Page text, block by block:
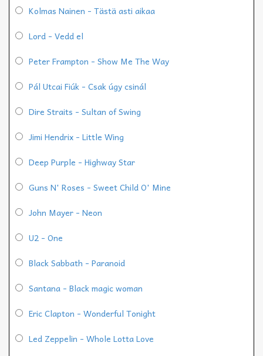
Kolmas Nainen - Tästä asti aikaa
Lord - Vedd el
Peter Frampton - Show Me The Way
Pál Utcai Fiúk - Csak úgy csinál
Dire Straits - Sultan of Swing
Jimi Hendrix - Little Wing
Deep Purple - Highway Star
Guns N' Roses - Sweet Child O' Mine
John Mayer - Neon
U2 - One
Black Sabbath - Paranoid
Santana - Black magic woman
Eric Clapton - Wonderful Tonight
Led Zeppelin - Whole Lotta Love